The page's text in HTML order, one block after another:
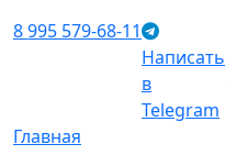
8 995 579-68-11
Написать
в
Telegram
Главная